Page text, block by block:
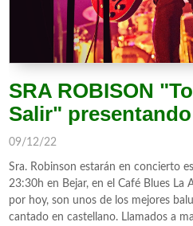
SRA ROBISON
Salir" presentando
09/12/22
Sra. Robinson estarán en concierto
23:30h en Bejar, en el Café Blues La
por hoy, son unos de los mejores
cantado en castellano. Llamados a